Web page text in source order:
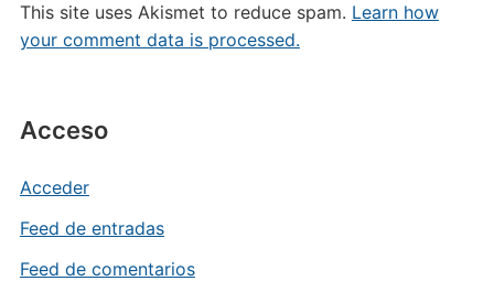
Acceso
Acceder
Feed de entradas
Feed de comentarios
This site uses Akismet to reduce spam. Learn how
your comment data is processed.